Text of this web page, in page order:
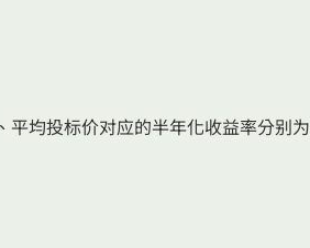
均投标价对应的半年化收益率分别为